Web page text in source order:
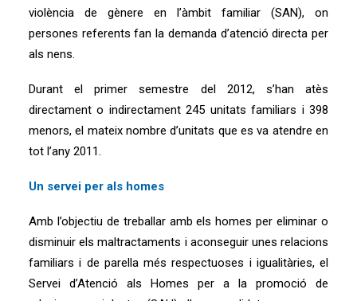
violència de gènere en l’àmbit familiar (SAN), on
persones referents fan la demanda d’atenció directa per
als nens.
Durant el primer semestre del 2012, s’han atès
directament o indirectament 245 unitats familiars i 398
menors, el mateix nombre d’unitats que es va atendre en
tot l’any 2011.
Un servei per als homes
Amb l’objectiu de treballar amb els homes per eliminar o
disminuir els maltractaments i aconseguir unes relacions
familiars i de parella més respectuoses i igualitàries, el
Servei d’Atenció als Homes per a la promoció de